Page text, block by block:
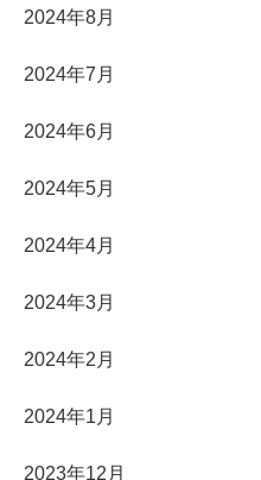
2024年8月
2024年7月
2024年6月
2024年5月
2024年4月
2024年3月
2024年2月
2024年1月
2023年12月